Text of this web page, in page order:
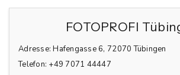
FOTOPROFI
Adresse: Hafengasse 6, 72070 Tübingen
Telefon: +49 7071 44447